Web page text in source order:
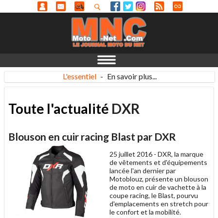
L'essentiel - En savoir plus...
Toute l'actualité DXR
Blouson en cuir racing Blast par DXR
25 juillet 2016 - DXR, la marque
de vêtements et d'équipements
lancée l'an dernier par
Motoblouz, présente un blouson
de moto en cuir de vachette à la
coupe racing, le Blast, pourvu
d'emplacements en stretch pour
le confort et la mobilité.